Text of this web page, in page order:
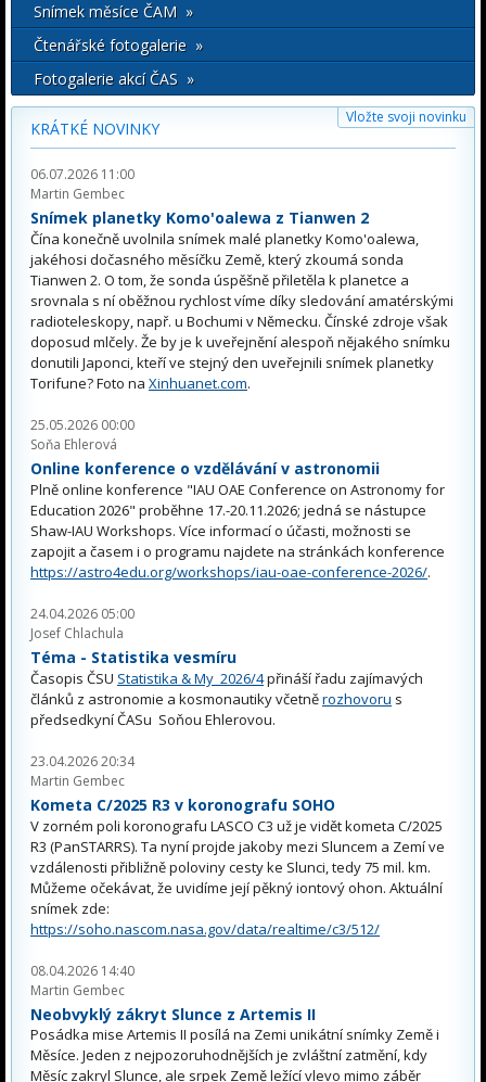
Snímek měsíce ČAM »
Čtenářské fotogalerie »
Fotogalerie akcí ČAS »
Vložte svoji novinku
KRÁTKÉ NOVINKY
06.07.2026 11:00
Martin Gembec
Snímek planetky Komo'oalewa z Tianwen 2
Čína konečně uvolnila snímek malé planetky Komo'oalewa,
jakéhosi dočasného měsíčku Země, který zkoumá sonda
Tianwen 2. O tom, že sonda úspěšně přiletěla k planetce a
srovnala s ní oběžnou rychlost víme díky sledování amatérskými
radioteleskopy, např. u Bochumi v Německu. Čínské zdroje však
doposud mlčely. Že by je k uveřejnění alespoň nějakého snímku
donutili Japonci, kteří ve stejný den uveřejnili snímek planetky
Torifune? Foto na Xinhuanet.com.
25.05.2026 00:00
Soňa Ehlerová
Online konference o vzdělávání v astronomii
Plně online konference "IAU OAE Conference on Astronomy for
Education 2026" proběhne 17.-20.11.2026; jedná se nástupce
Shaw-IAU Workshops. Více informací o účasti, možnosti se
zapojit a časem i o programu najdete na stránkách konference
https://astro4edu.org/workshops/iau-oae-conference-2026/.
24.04.2026 05:00
Josef Chlachula
Téma - Statistika vesmíru
Časopis ČSU Statistika & My 2026/4přináší řadu zajímavých
článků z astronomie a kosmonautiky včetněrozhovoru s
předsedkyní ČASu Soňou Ehlerovou.
23.04.2026 20:34
Martin Gembec
Kometa C/2025 R3 v koronografu SOHO
V zorném poli koronografu LASCO C3 už je vidět kometa C/2025
R3 (PanSTARRS). Ta nyní projde jakoby mezi Sluncem a Zemí ve
vzdálenosti přibližně poloviny cesty ke Slunci, tedy 75 mil. km.
Můžeme očekávat, že uvidíme její pěkný iontový ohon. Aktuální
snímek zde:
https://soho.nascom.nasa.gov/data/realtime/c3/512/
08.04.2026 14:40
Martin Gembec
Neobvyklý zákryt Slunce z Artemis II
Posádka mise Artemis II posílá na Zemi unikátní snímky Země i
Měsíce. Jeden z nejpozoruhodnějších je zvláštní zatmění, kdy
Měsíc zakryl Slunce, ale srpek Země ležící vlevo mimo záběr